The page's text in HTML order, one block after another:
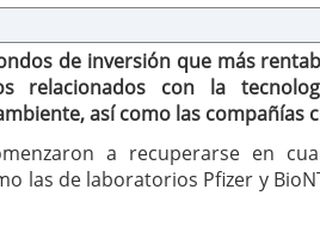
la categoría más rentable de
los fondos en España: por qué los
febrero 16, 2026
alcanzan los 463.628 millones en
de inversión que más
relacionados con la
así como las compañías
a recuperarse en
las de laboratorios Pfizer y